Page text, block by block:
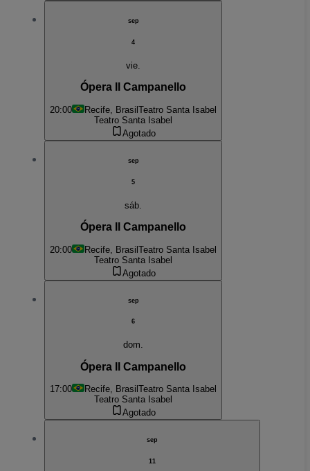
sep
4
vie.
Ópera Il Campanello
20:00 Recife, Brasil Teatro Santa Isabel
Teatro Santa Isabel
Agotado
sep
5
sáb.
Ópera Il Campanello
20:00 Recife, BrasilTeatro Santa Isabel
Teatro Santa Isabel
Agotado
sep
6
dom.
Ópera Il Campanello
17:00 Recife, Brasil Teatro Santa Isabel
Teatro Santa Isabel
Agotado
sep
11